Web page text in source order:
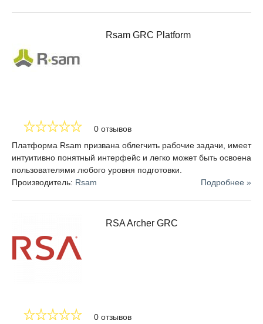
Management и платформы-конструкторы. Наибольшую
популярность в последнее время получают IRP-системы в
связи с повсеместным внедрением в компаниях SOC
Rsam GRC Platform
0 отзывов
Платформа Rsam призвана облегчить рабочие задачи, имеет
интуитивно понятный интерфейс и легко может быть освоена
пользователями любого уровня подготовки.
Производитель: Rsam Подробнее »
RSA Archer GRC
0 отзывов